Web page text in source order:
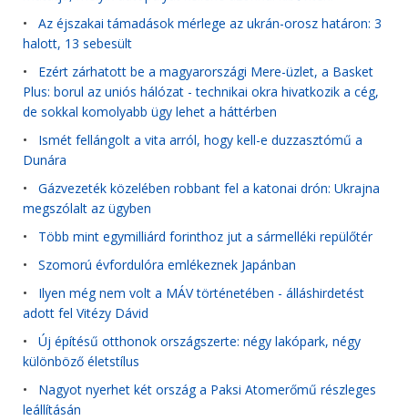
• Az éjszakai támadások mérlege az ukrán-orosz határon: 3
halott, 13 sebesült
• Ezért zárhatott be a magyarországi Mere-üzlet, a Basket
Plus: borul az uniós hálózat - technikai okra hivatkozik a cég,
de sokkal komolyabb ügy lehet a háttérben
• Ismét fellángolt a vita arról, hogy kell-e duzzasztómű a
Dunára
• Gázvezeték közelében robbant fel a katonai drón: Ukrajna
megszólalt az ügyben
• Több mint egymilliárd forinthoz jut a sármelléki repülőtér
• Szomorú évfordulóra emlékeznek Japánban
• Ilyen még nem volt a MÁV történetében - álláshirdetést
adott fel Vitézy Dávid
• Új építésű otthonok országszerte: négy lakópark, négy
különböző életstílus
• Nagyot nyerhet két ország a Paksi Atomerőmű részleges
leállításán